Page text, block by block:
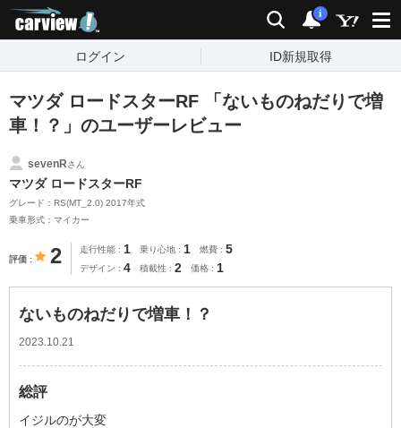
検索 通知
i
ログイン ID新規取得
マツダ ロードスターRF 「ないものねだりで増
車！？」のユーザーレビュー
sevenRさん
マツダ ロードスターRF
グレード：RS(MT_2.0) 2017年式
乗車形式：マイカー
評価 2 走行性能 1 乗り心地 1 燃費 5
デザイン 4 積載性 2 価格 1
ないものねだりで増車！？
2023.10.21
総評
イジルのが大変